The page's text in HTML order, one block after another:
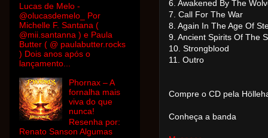
6. Awakened By The
7. Call For The War
8. Again In The Age Of
9. Ancient Spirits Of The
10. Strongblood
11. Outro
Compre o CD pela
Conheça a banda
Lucas de Melo -
@olucasdemelo_ Por
Michelle F. Santana (
@mii.santanna ) e Paula
Butter ( @ paulabutter.rocks
) Dois anos após o
lançamento...
Phornax – A
fornalha mais
viva do que
nunca!
Resenha por:
Renato Sanson Algumas